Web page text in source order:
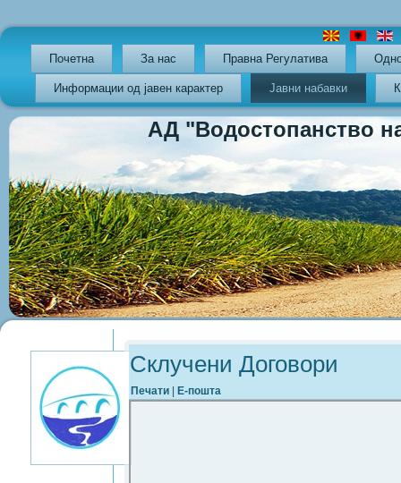
Почетна За нас Правна Регулатива
Информации од јавен карактер Јавни набавки
АД "Водостопанство на
Склучени Договори
Печати Е-пошта